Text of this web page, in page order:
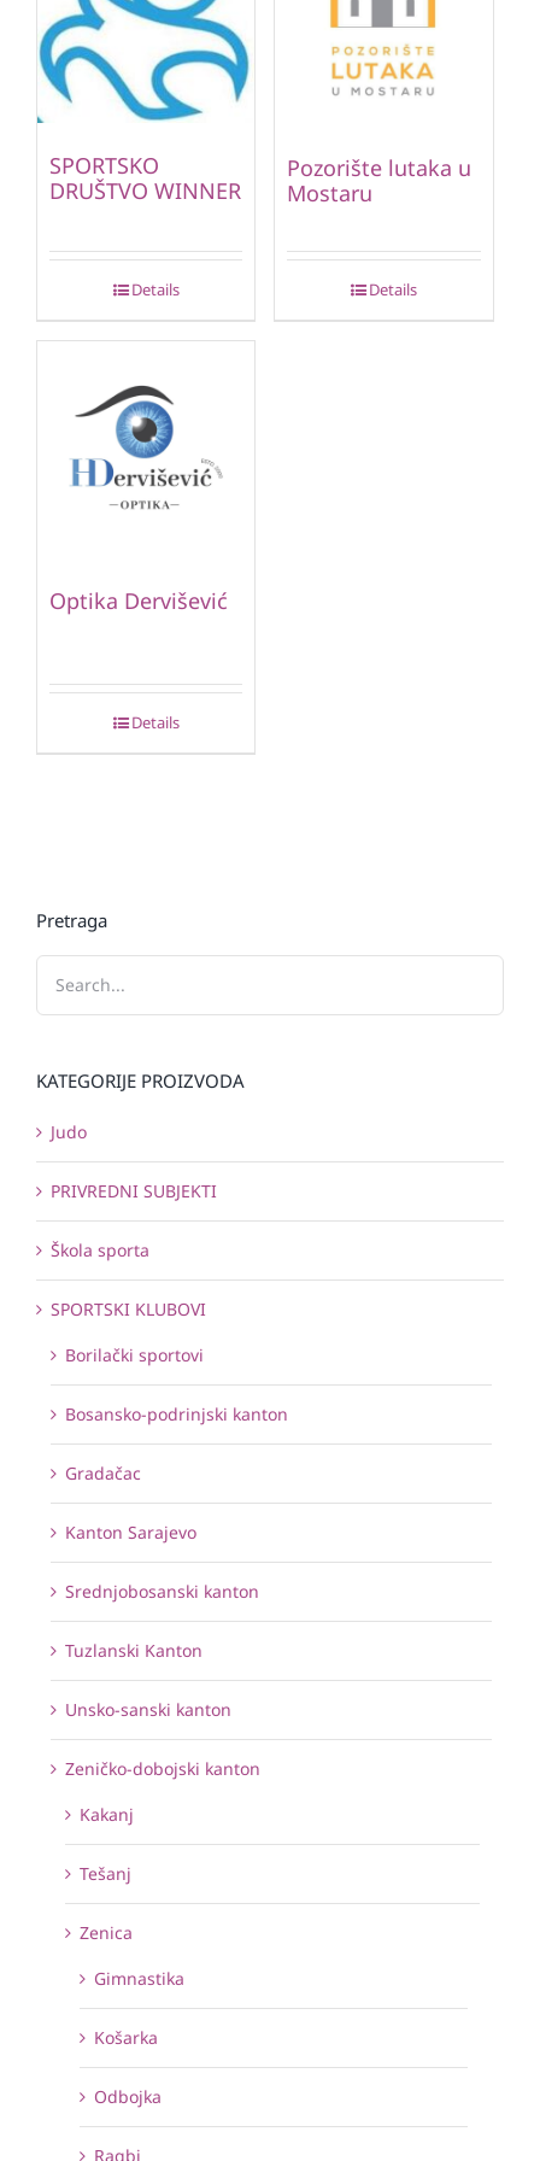
SPORTSKO
DRUŠTVO WINNER
Details
Pozorište lutaka u
Mostaru
Details
Optika Dervišević
Details
Pretraga
KATEGORIJE PROIZVODA
Judo
PRIVREDNI SUBJEKTI
Škola sporta
SPORTSKI KLUBOVI
Borilački sportovi
Bosansko-podrinjski kanton
Gradačac
Kanton Sarajevo
Srednjobosanski kanton
Tuzlanski Kanton
Unsko-sanski kanton
Zeničko-dobojski kanton
Kakanj
Tešanj
Zenica
Gimnastika
Košarka
Odbojka
Ragbi